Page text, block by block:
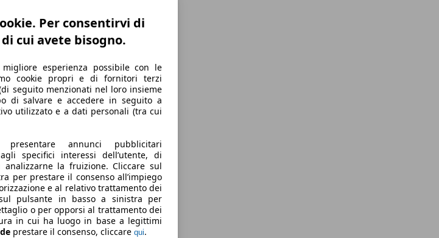
Per consentirvi di
cui avete bisogno.
esperienza possibile con le
cookie propri e di fornitori terzi
seguito menzionati nel loro insieme
di salvare e accedere in seguito a
utilizzato e a dati personali (tra cui
annunci pubblicitari
specifici interessi dell’utente, di
analizzarne la fruizione. Cliccare sul
per prestare il consenso all’impiego
e al relativo trattamento dei
pulsante in basso a sinistra per
o per opporsi al trattamento dei
in cui ha luogo in base a legittimi
prestare il consenso, cliccare qui.